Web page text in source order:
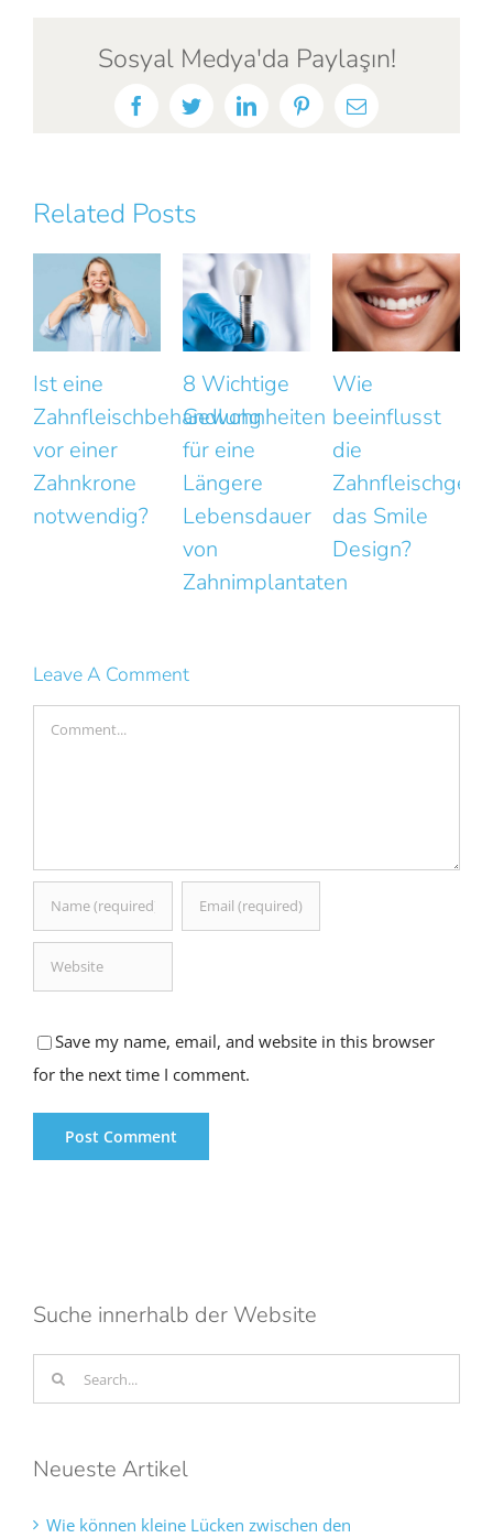
Sosyal Medya'da Paylaşın!
FacebookTwitterLinkedInPinterestEmail
Related Posts
8 Wichtige
Gewohnheiten
für eine
Längere
Lebensdauer
Zahnimplantaten
Wie
beeinflusst
die
Zahnfleischgesundheit
das Smile
Design?
Das Lächeln
wirkt
unnatürlich?
Kleine
Fehler mit
großer
Leave A Comment
Comment
Save my name, email, and website in this browser
for the next time I comment.
Suche innerhalb der Website
Search
for:
Neueste Artikel
Wie können kleine Lücken zwischen den